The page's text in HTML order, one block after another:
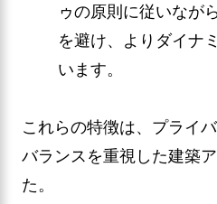
ゥの原則に従いなが
を避け、よりダイナ
います。
これらの特徴は、プライ
バランスを重視した建築
た。